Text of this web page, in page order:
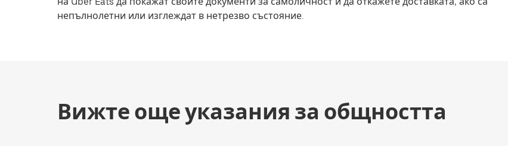
непълнолетни или изглеждат в нетрезво състояние.
Вижте още указания за общността